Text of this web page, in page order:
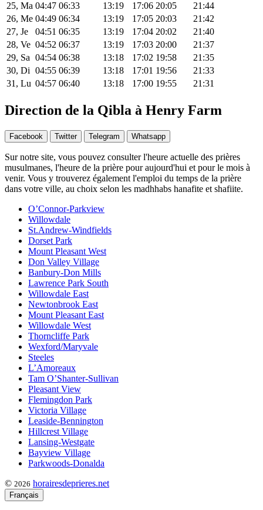
25, Ma 04:47 06:33 13:19 17:06 20:05
21:44
26, Me 04:49 06:34 13:19 17:05 20:03
21:42
27, Je
04:51 06:35 13:19 17:04 20:02
21:40
28, Ve 04:52 06:37 13:19 17:03 20:00
21:37
29, Sa 04:54 06:38 13:18 17:02 19:58
21:35
30, Di 04:55 06:39 13:18 17:01 19:56
21:33
31, Lu 04:57 06:40 13:18 17:00 19:55 21:31
Direction de la Qibla à Henry Farm
Facebook Twitter Telegram Whatsapp
Sur notre site, vous pouvez consulter l'heure actuelle des prières
musulmanes, l'heure de la prière pour aujourd'hui et pour le mois à
venir. Vous y trouverez également l'emploi du temps de la prière
dans votre ville, au choix selon les madhhabs hanafite et shafiite.
O’Connor-Parkview
Willowdale
St.Andrew-Windfields
Dorset Park
Mount Pleasant West
Don Valley Village
Banbury-Don Mills
Lawrence Park South
Willowdale East
Newtonbrook East
Mount Pleasant East
Willowdale West
Thorncliffe Park
Wexford/Maryvale
Steeles
L’Amoreaux
Tam O’Shanter-Sullivan
Pleasant View
Flemingdon Park
Victoria Village
Leaside-Bennington
Hillcrest Village
Lansing-Westgate
Bayview Village
Parkwoods-Donalda
© 2026 horairesdeprieres.net
Français